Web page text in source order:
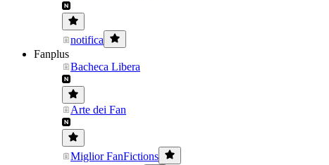
notifica
Fanplus
Bacheca Libera
Arte dei Fan
Miglior FanFictions